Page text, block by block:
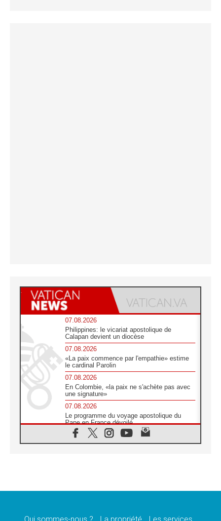
07.08.2026
Philippines: le vicariat apostolique de
Calapan devient un diocèse
07.08.2026
«La paix commence par l'empathie» estime
le cardinal Parolin
07.08.2026
En Colombie, «la paix ne s'achète pas avec
une signature»
07.08.2026
Le programme du voyage apostolique du
Pape en France dévoilé
07.08.2026
1ère Conférence continentale sur l'éducation
07.08.2026